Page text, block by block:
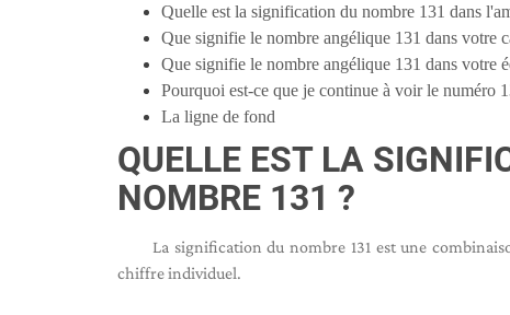
Quelle est la signification du nombre 131 dans
Que signifie le nombre angélique 131 dans votre
Que signifie le nombre angélique 131 dans votre
Pourquoi est-ce que je continue à voir le numéro
La ligne de fond
QUELLE EST LA
NOMBRE 131 ?
La signification du nombre 131 est une
chiffre individuel.